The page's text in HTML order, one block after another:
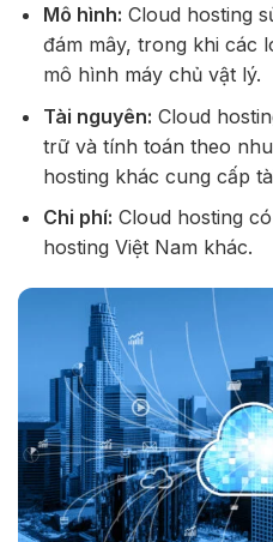
Mô hình: Cloud hosting
đám mây, trong khi các
mô hình máy chủ vật lý.
Tài nguyên: Cloud
trữ và tính toán theo
hosting khác cung cấp
Chi phí: Cloud hosting
hosting Việt Nam khác.